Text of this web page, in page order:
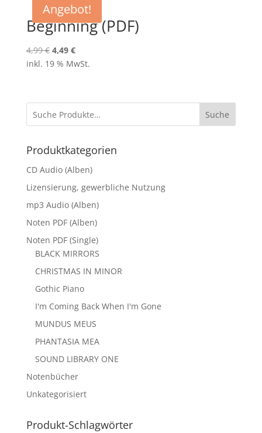
Angebot!
Beginning (PDF)
4,99€ Ursprünglicher
Preis
4,49 €Aktueller
Preis
inkl. 19 % MwSt.
Suche
Produktkategorien
CD Audio (Alben)
Lizensierung, gewerbliche Nutzung
mp3 Audio (Alben)
Noten PDF (Alben)
Noten PDF (Single)
BLACK MIRRORS
CHRISTMAS IN MINOR
Gothic Piano
I'm Coming Back When I'm Gone
MUNDUS MEUS
PHANTASIA MEA
SOUND LIBRARY ONE
Notenbücher
Unkategorisiert
Produkt-Schlagwörter